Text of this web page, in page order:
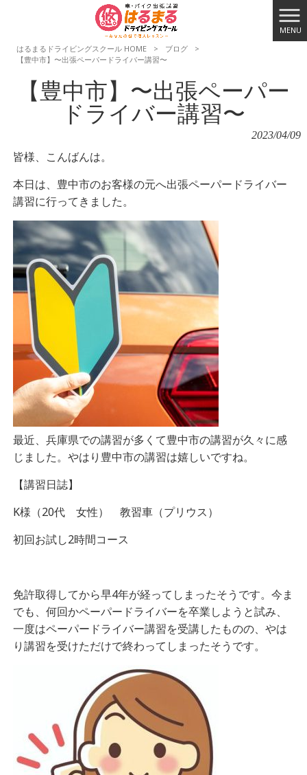
MENU
はるまるドライビングスクール HOME
> ブログ
>
【豊中市】〜出張ペーパードライバー講習〜
【豊中市】〜出張ペーパー
ドライバー講習〜
2023/04/09
皆様、こんばんは。
本日は、豊中市のお客様の元へ出張ペーパードライバー
講習に行ってきました。
最近、兵庫県での講習が多くて豊中市の講習が久々に感
じました。やはり豊中市の講習は嬉しいですね。
【講習日誌】
K様（20代 女性） 教習車（プリウス）
初回お試し2時間コース
免許取得してから早4年が経ってしまったそうです。今ま
でも、何回かペーパードライバーを卒業しようと試み、
一度はペーパードライバー講習を受講したものの、やは
り講習を受けただけで終わってしまったそうです。